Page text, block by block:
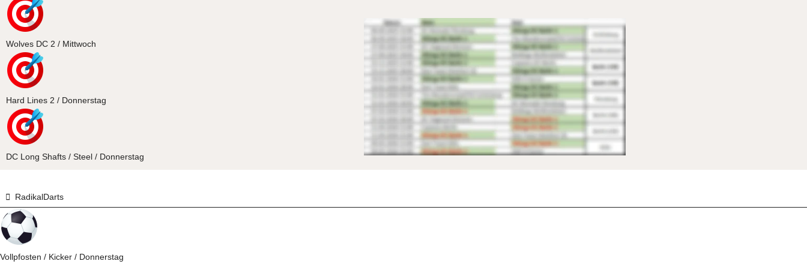
Wolves DC 2 / Mittwoch
Hard Lines 2 / Donnerstag
DC Long Shafts / Steel / Donnerstag
RadikalDarts
Vollpfosten / Kicker / Donnerstag